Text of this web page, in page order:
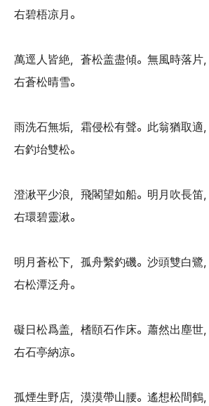
右碧梧凉月。
萬逕人皆絶，蒼松盖盡傾。無風時落片
右蒼松晴雪。
雨洗石無垢，霜侵松有聲。此翁猶取適
右釣坮雙松。
澄湫平少浪，飛閣望如船。明月吹長笛
右環碧靈湫。
明月蒼松下，孤舟繫釣磯。沙頭雙白鷺
右松潭泛舟。
礙日松爲盖，榰頤石作床。蕭然出塵世
右石亭納凉。
孤煙生野店，漠漠帶山腰。遙想松間鶴